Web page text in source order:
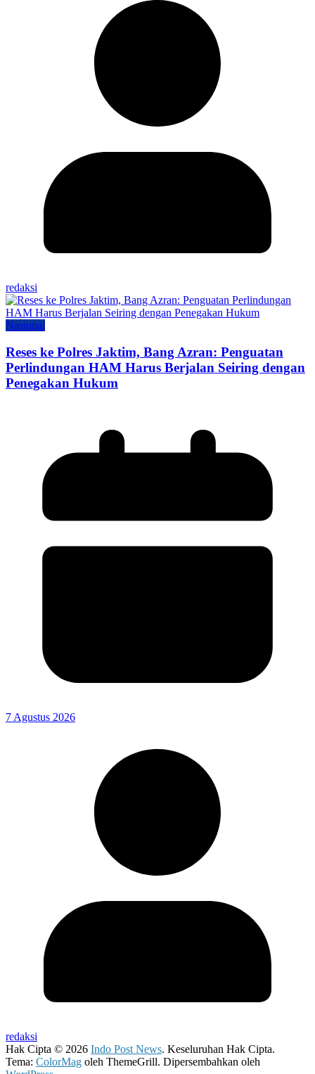
redaksi
Nasional
Reses ke Polres Jaktim, Bang Azran: Penguatan
Perlindungan HAM Harus Berjalan Seiring dengan
Penegakan Hukum
7 Agustus 2026
redaksi
Hak Cipta © 2026 Indo Post News. Keseluruhan Hak Cipta.
Tema: ColorMag oleh ThemeGrill. Dipersembahkan oleh